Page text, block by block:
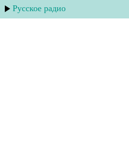
Русское радио
Зарема Магомедова и
Зарема Магомедова и